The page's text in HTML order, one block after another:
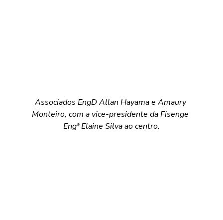
Associados EngD Allan Hayama e Amaury
Monteiro, com a vice-presidente da Fisenge
Engª Elaine Silva ao centro.